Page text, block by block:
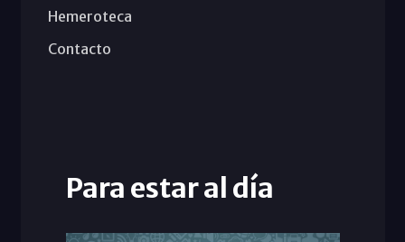
Hemeroteca
Contacto
Para estar al día